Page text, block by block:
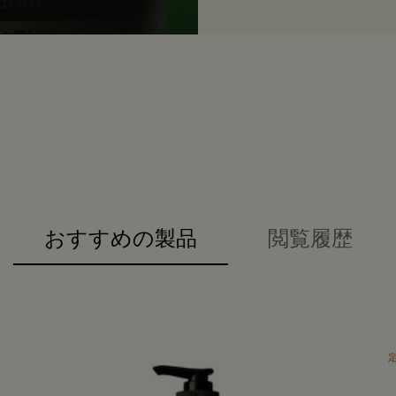
おすすめの製品 閲覧履歴